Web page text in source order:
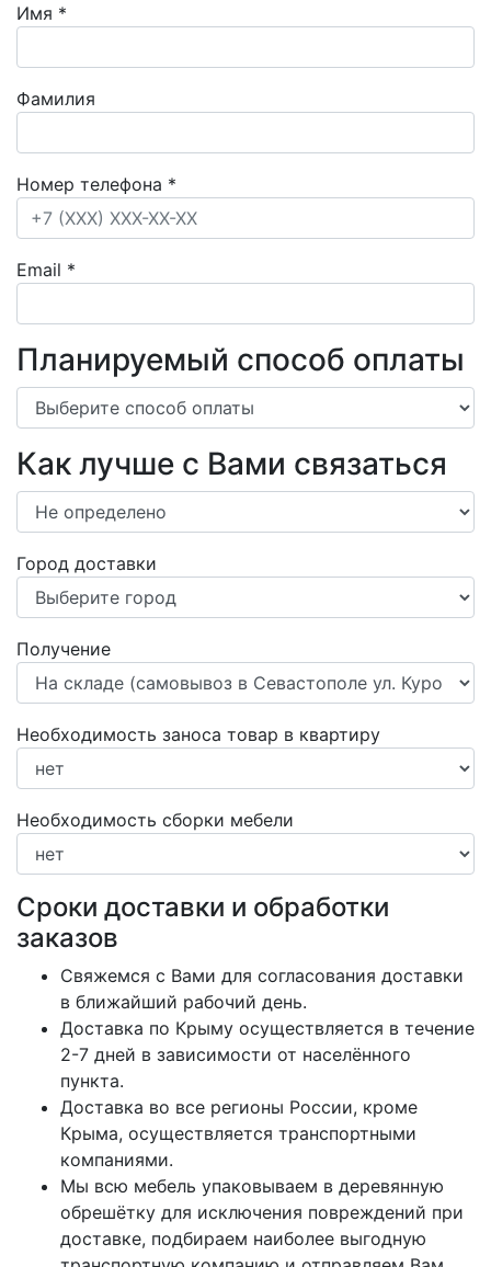
Имя *
Фамилия
Номер телефона *
Email *
Планируемый способ оплаты
Как лучше с Вами связаться
Город доставки
Получение
Необходимость заноса товар в квартиру
Необходимость сборки мебели
Сроки доставки и обработки
заказов
Свяжемся с Вами для согласования доставки
в ближайший рабочий день.
Доставка по Крыму осуществляется в течение
2-7 дней в зависимости от населённого
пункта.
Доставка во все регионы России, кроме
Крыма, осуществляется транспортными
компаниями.
Мы всю мебель упаковываем в деревянную
обрешётку для исключения повреждений при
доставке, подбираем наиболее выгодную